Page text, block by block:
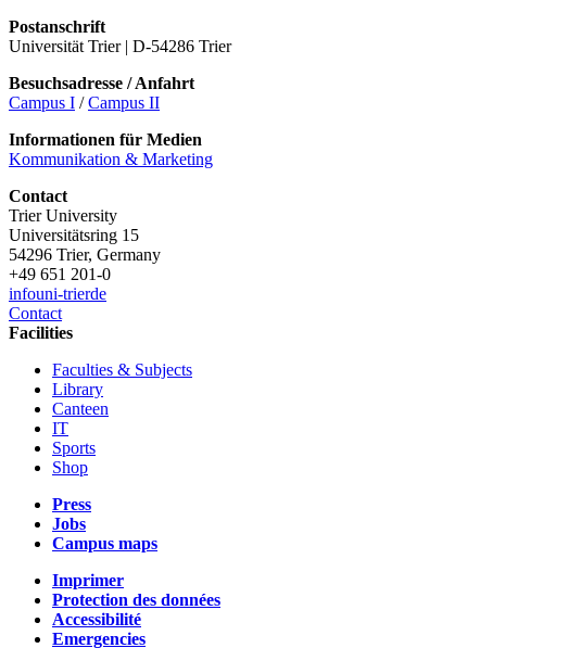
Postanschrift
Universität Trier | D-54286 Trier
Besuchsadresse / Anfahrt
Campus I /Campus II
Informationen für Medien
Kommunikation & Marketing
Contact
Trier University
Universitätsring 15
54296 Trier, Germany
+49 651 201-0
infouni-trierde
Contact
Facilities
Faculties & Subjects
Library
Canteen
IT
Sports
Shop
Press
Jobs
Campus maps
Imprimer
Protection des données
Accessibilité
Emergencies